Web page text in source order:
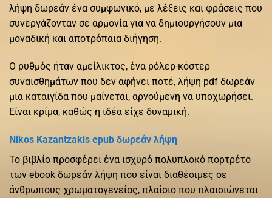
λήψη δωρεάν ένα συμφωνικό, με λέξεις και φράσεις που
συνεργάζονταν σε αρμονία για να δημιουργήσουν μια
μοναδική και αποτρόπαια διήγηση.
Ο ρυθμός ήταν αμείλικτος, ένα ρόλερ-κόστερ
συναισθημάτων που δεν αφήνει ποτέ, λήψη pdf δωρεάν
μια καταιγίδα που μαίνεται, αρνούμενη να υποχωρήσει.
Είναι κρίμα, καθώς η ιδέα είχε δυναμική.
Nikos Kazantzakis epub δωρεάν λήψη
Το βιβλίο προσφέρει ένα ισχυρό πολυπλοκό πορτρέτο
των ebook δωρεάν λήψη που είναι διαθέσιμες σε
άνθρωπους χρωματογενείας, πλαίσιο που πλαισιώνεται